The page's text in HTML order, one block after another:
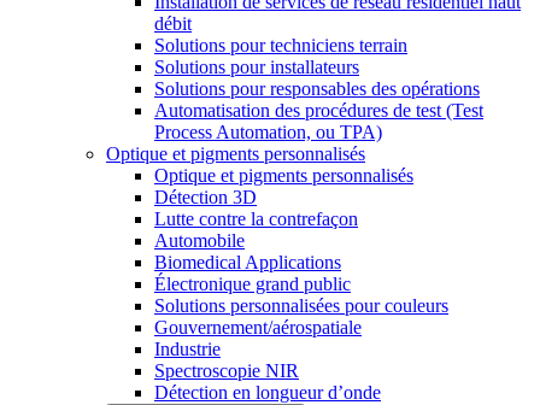
débit
Solutions pour techniciens terrain
Solutions pour installateurs
Solutions pour responsables des opérations
Automatisation des procédures de test (Test
Process Automation, ou TPA)
Optique et pigments personnalisés
Optique et pigments personnalisés
Détection 3D
Lutte contre la contrefaçon
Automobile
Biomedical Applications
Électronique grand public
Solutions personnalisées pour couleurs
Gouvernement/aérospatiale
Industrie
Spectroscopie NIR
Détection en longueur d’onde